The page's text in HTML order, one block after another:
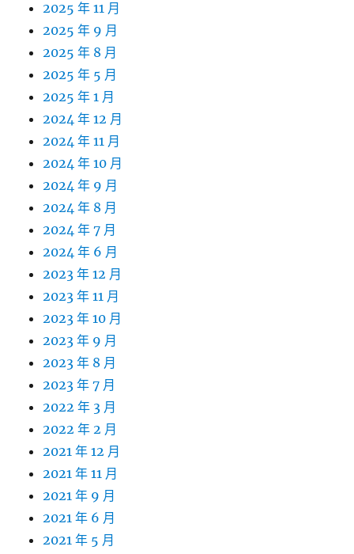
2025 年 11 月
2025 年 9 月
2025 年 8 月
2025 年 5 月
2025 年 1 月
2024 年 12 月
2024 年 11 月
2024 年 10 月
2024 年 9 月
2024 年 8 月
2024 年 7 月
2024 年 6 月
2023 年 12 月
2023 年 11 月
2023 年 10 月
2023 年 9 月
2023 年 8 月
2023 年 7 月
2022 年 3 月
2022 年 2 月
2021 年 12 月
2021 年 11 月
2021 年 9 月
2021 年 6 月
2021 年 5 月